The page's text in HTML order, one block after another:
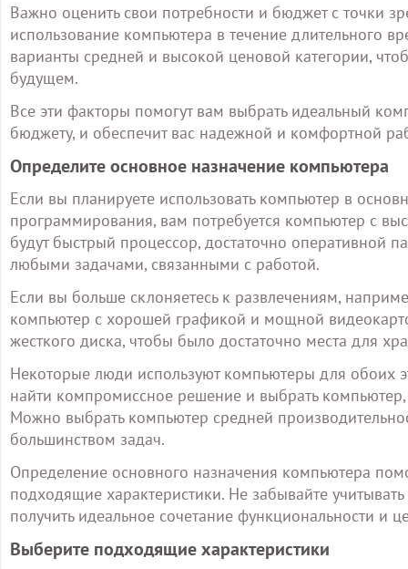
Важно оценить свои потребности и бюджет с точки
использование компьютера в течение длительного
варианты средней и высокой ценовой категории,
будущем.
Все эти факторы помогут вам выбрать идеальный
бюджету, и обеспечит вас надежной и комфортной
Определите основное назначение компьютера
Если вы планируете использовать компьютер в
программирования, вам потребуется компьютер с
будут быстрый процессор, достаточно оперативной
любыми задачами, связанными с работой.
Если вы больше склоняетесь к развлечениям,
компьютер с хорошей графикой и мощной
жесткого диска, чтобы было достаточно места для
Некоторые люди используют компьютеры для обоих
найти компромиссное решение и выбрать компьютер,
Можно выбрать компьютер средней
большинством задач.
Определение основного назначения компьютера
подходящие характеристики. Не забывайте
получить идеальное сочетание функциональности и
Выберите подходящие характеристики